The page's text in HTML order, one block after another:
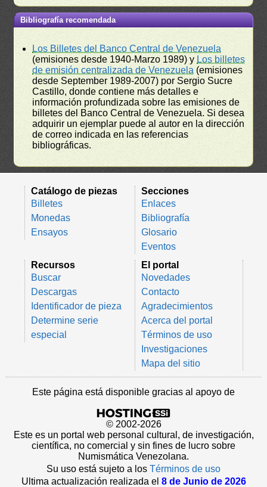
Bibliografía recomendada
Los Billetes del Banco Central de Venezuela
(emisiones desde 1940-Marzo 1989) y Los billetes
de emisión centralizada de Venezuela (emisiones
desde September 1989-2007) por Sergio Sucre
Castillo, donde contiene más detalles e
información profundizada sobre las emisiones de
billetes del Banco Central de Venezuela. Si desea
adquirir un ejemplar puede al autor en la dirección
de correo indicada en las referencias
bibliográficas.
Catálogo de piezas
Billetes
Monedas
Ensayos
Secciones
Enlaces
Bibliografía
Glosario
Eventos
Recursos
Buscar
Descargas
Identificador de pieza
Determine serie
especial
El portal
Novedades
Contacto
Agradecimientos
Acerca del portal
Términos de uso
Investigaciones
Mapa del sitio
Este página está disponible gracias al apoyo de
© 2002-2026
Este es un portal web personal cultural, de investigación,
científica, no comercial y sin fines de lucro sobre
Numismática Venezolana.
Su uso está sujeto a los Términos de uso
Ultima actualización realizada el 8 de Junio de 2026